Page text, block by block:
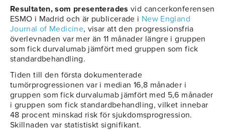
Resultaten, som presenterades vid cancerkonferensen
ESMO i Madrid och är publicerade i New England
Journal of Medicine, visar att den progressionsfria
överlevnaden var mer än 11 månader längre i gruppen
som fick durvalumab jämfört med gruppen som fick
standardbehandling.
Tiden till den första dokumenterade
tumörprogressionen var i median 16,8 månader i
gruppen som fick durvalumab jämfört med 5,6 månader
i gruppen som fick standardbehandling, vilket innebar
48 procent minskad risk för sjukdomsprogression.
Skillnaden var statistiskt signifikant.